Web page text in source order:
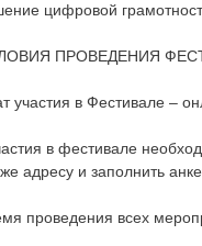
цифровой
ПРОВЕДЕНИЯ
участия в Фестивале –
в фестивале
адресу и заполнить
проведения всех